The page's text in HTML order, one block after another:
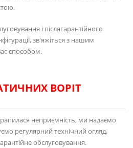
і післягарантійного
зв'яжіться з нашим
способом.
ВОРІТ
неприємність, ми надаємо
регулярний технічний огляд,
обслуговування.